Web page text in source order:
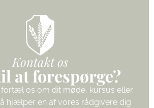
Kontakt os
at forespørge?
fortæl os om dit møde, kursus eller
hjælper en af vores rådgivere dig